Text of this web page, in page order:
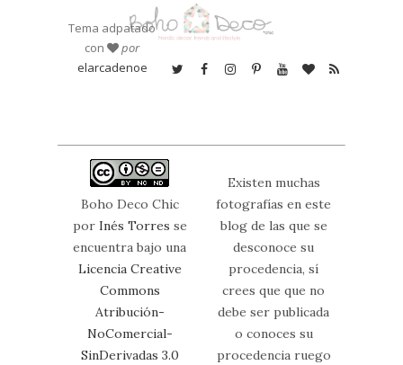
Tema adpatado
con
por
elarcadenoe
Boho Deco Chic
por Inés Torres se
encuentra bajo una
Licencia Creative
Commons
Atribución-
NoComercial-
SinDerivadas 3.0
Existen muchas
fotografías en este
blog de las que se
desconoce su
procedencia, sí
crees que que no
debe ser publicada
o conoces su
procedencia ruego